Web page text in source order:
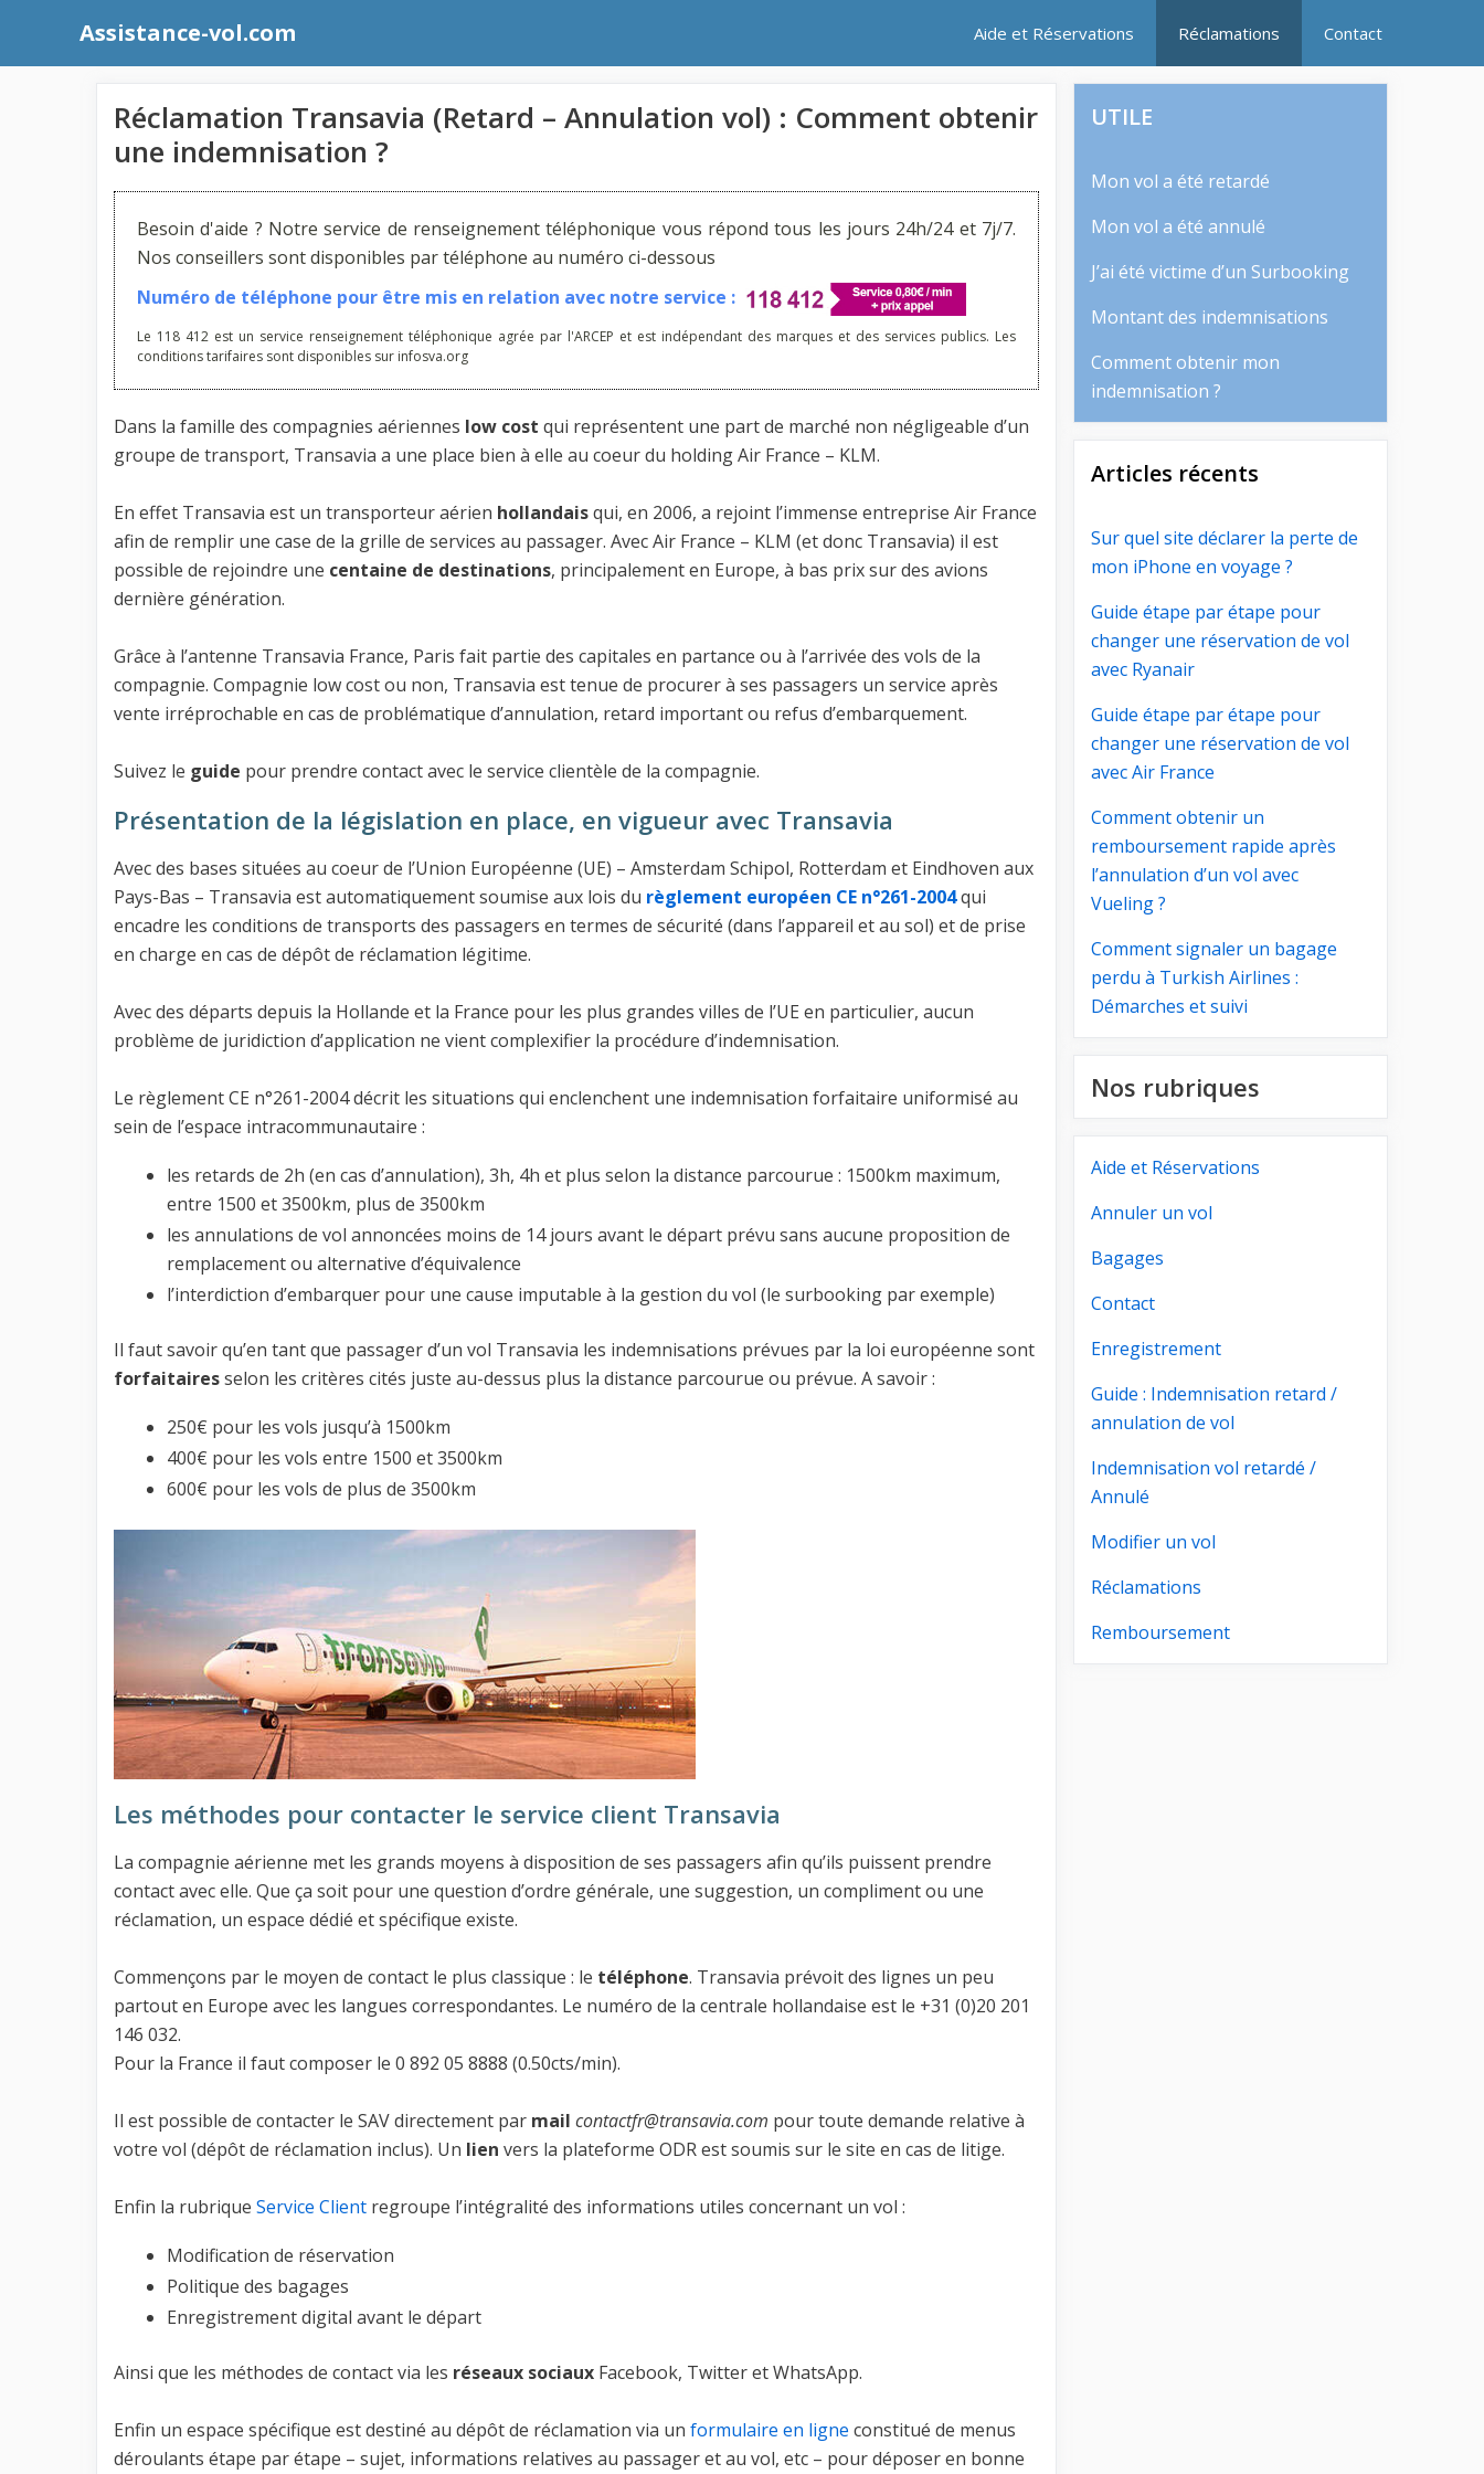
contenu
Assistance-vol.com Aide et Réservations Réclamations Contact
Réclamation Transavia (Retard – Annulation vol) : Comment obtenir
une indemnisation ?
Besoin d'aide ? Notre service de renseignement téléphonique vous répond tous les jours 24h/24 et 7j/7.
Nos conseillers sont disponibles par téléphone au numéro ci-dessous
Numéro de téléphone pour être mis en relation avec notre service :
Le 118 412 est un service renseignement téléphonique agrée par l'ARCEP et est indépendant des marques et des services publics. Les
conditions tarifaires sont disponibles sur infosva.org
Dans la famille des compagnies aériennes low cost qui représentent une part de marché non négligeable d’un
groupe de transport, Transavia a une place bien à elle au coeur du holding Air France – KLM.
En effet Transavia est un transporteur aérien hollandaisqui, en 2006, a rejoint l’immense entreprise Air France
afin de remplir une case de la grille de services au passager. Avec Air France – KLM (et donc Transavia) il est
possible de rejoindre une centaine de destinations, principalement en Europe, à bas prix sur des avions
dernière génération.
Grâce à l’antenne Transavia France, Paris fait partie des capitales en partance ou à l’arrivée des vols de la
compagnie. Compagnie low cost ou non, Transavia est tenue de procurer à ses passagers un service après
vente irréprochable en cas de problématique d’annulation, retard important ou refus d’embarquement.
Suivez le guide pour prendre contact avec le service clientèle de la compagnie.
Présentation de la législation en place, en vigueur avec Transavia
Avec des bases situées au coeur de l’Union Européenne (UE) – Amsterdam Schipol, Rotterdam et Eindhoven aux
Pays-Bas – Transavia est automatiquement soumise aux lois du règlement européen CE n°261-2004qui
encadre les conditions de transports des passagers en termes de sécurité (dans l’appareil et au sol) et de prise
en charge en cas de dépôt de réclamation légitime.
Avec des départs depuis la Hollande et la France pour les plus grandes villes de l’UE en particulier, aucun
problème de juridiction d’application ne vient complexifier la procédure d’indemnisation.
Le règlement CE n°261-2004 décrit les situations qui enclenchent une indemnisation forfaitaire uniformisé au
sein de l’espace intracommunautaire :
les retards de 2h (en cas d’annulation), 3h, 4h et plus selon la distance parcourue : 1500km maximum,
entre 1500 et 3500km, plus de 3500km
les annulations de vol annoncées moins de 14 jours avant le départ prévu sans aucune proposition de
remplacement ou alternative d’équivalence
l’interdiction d’embarquer pour une cause imputable à la gestion du vol (le surbooking par exemple)
Il faut savoir qu’en tant que passager d’un vol Transavia les indemnisations prévues par la loi européenne sont
forfaitairesselon les critères cités juste au-dessus plus la distance parcourue ou prévue. A savoir :
250€ pour les vols jusqu’à 1500km
400€ pour les vols entre 1500 et 3500km
600€ pour les vols de plus de 3500km
Les méthodes pour contacter le service client Transavia
La compagnie aérienne met les grands moyens à disposition de ses passagers afin qu’ils puissent prendre
contact avec elle. Que ça soit pour une question d’ordre générale, une suggestion, un compliment ou une
réclamation, un espace dédié et spécifique existe.
Commençons par le moyen de contact le plus classique : le téléphone. Transavia prévoit des lignes un peu
partout en Europe avec les langues correspondantes. Le numéro de la centrale hollandaise est le +31 (0)20 201
146 032.
Pour la France il faut composer le 0 892 05 8888 (0.50cts/min).
Il est possible de contacter le SAV directement par mail contactfr@transavia.com pour toute demande relative à
votre vol (dépôt de réclamation inclus). Un lien vers la plateforme ODR est soumis sur le site en cas de litige.
Enfin la rubrique Service Client regroupe l’intégralité des informations utiles concernant un vol :
Modification de réservation
Politique des bagages
Enregistrement digital avant le départ
Ainsi que les méthodes de contact via les réseaux sociaux Facebook, Twitter et WhatsApp.
Enfin un espace spécifique est destiné au dépôt de réclamation via un formulaire en ligne constitué de menus
déroulants étape par étape – sujet, informations relatives au passager et au vol, etc – pour déposer en bonne
UTILE
Mon vol a été retardé
Mon vol a été annulé
J’ai été victime d’un Surbooking
Montant des indemnisations
Comment obtenir mon
indemnisation ?
Articles récents
Sur quel site déclarer la perte de
mon iPhone en voyage ?
Guide étape par étape pour
changer une réservation de vol
avec Ryanair
Guide étape par étape pour
changer une réservation de vol
avec Air France
Comment obtenir un
remboursement rapide après
l’annulation d’un vol avec
Vueling ?
Comment signaler un bagage
perdu à Turkish Airlines :
Démarches et suivi
Nos rubriques
Aide et Réservations
Annuler un vol
Bagages
Contact
Enregistrement
Guide : Indemnisation retard /
annulation de vol
Indemnisation vol retardé /
Annulé
Modifier un vol
Réclamations
Remboursement